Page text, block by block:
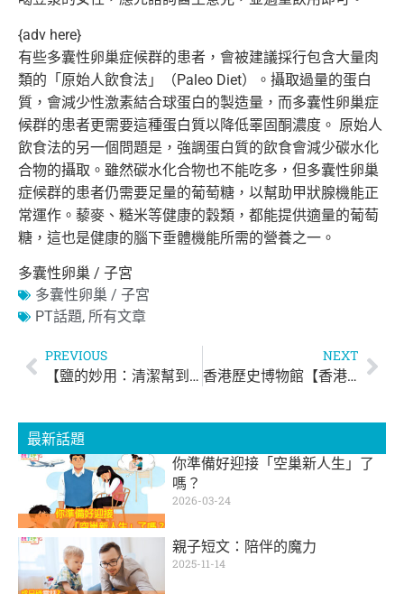
{adv here}
有些多囊性卵巢症候群的患者，會被建議採行包含大量肉
類的「 原始人飲食法」（Paleo Diet）。攝取過量的蛋白
質， 會減少性激素結合球蛋白的製造量， 而多囊性卵巢症
候群的患者更需要這種蛋白質以降低睪固酮濃度。 原始人
飲食法的另一個問題是， 強調蛋白質的飲食會減少碳水化
合物的攝取。 雖然碳水化合物也不能吃多， 但多囊性卵巢
症候群的患者仍需要足量的葡萄糖， 以幫助甲狀腺機能正
常運作。藜麥、糙米等健康的穀類， 都能提供適量的葡萄
糖， 這也是健康的腦下垂體機能所需的營養之一。
多囊性卵巢 / 子宮
多囊性卵巢 / 子宮
PT話題, 所有文章
PREVIOUS
【鹽的妙用：清潔幫到手！】
NEXT
香港歷史博物館【香港玩具傳奇】
最新話題
你準備好迎接「空巢新人生」了
嗎？
2026-03-24
親子短文：陪伴的魔力
2025-11-14